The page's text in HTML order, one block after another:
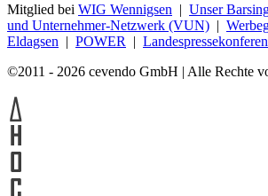
Mitglied bei WIG Wennigsen | Unser
und Unternehmer-Netzwerk (VUN) |
Eldagsen | POWER |
©2011 - 2026 cevendo GmbH | Alle Rechte